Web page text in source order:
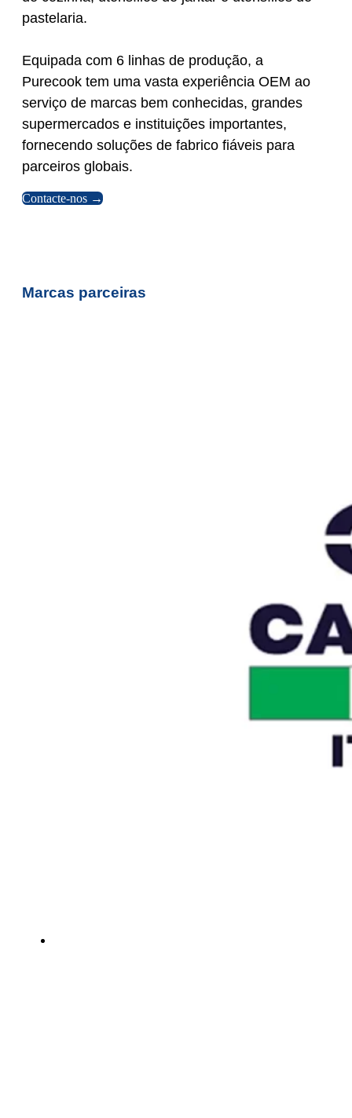
pastelaria.
Equipada com 6 linhas de produção, a
Purecook tem uma vasta experiência OEM ao
serviço de marcas bem conhecidas, grandes
supermercados e instituições importantes,
fornecendo soluções de fabrico fiáveis para
parceiros globais.
Contacte-nos →
Marcas parceiras